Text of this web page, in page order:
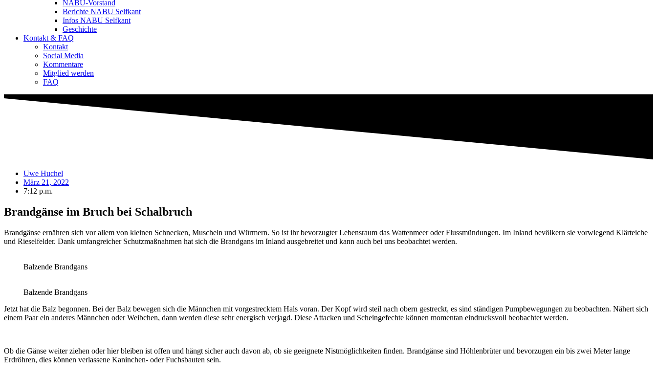
NABU-Vorstand
Berichte NABU Selfkant
Infos NABU Selfkant
Geschichte
Kontakt & FAQ
Kontakt
Social Media
Kommentare
Mitglied werden
FAQ
Uwe Huchel
März 21, 2022
7:12 p.m.
Brandgänse im Bruch bei Schalbruch
Brandgänse ernähren sich vor allem von kleinen Schnecken, Muscheln und Würmern. So ist ihr bevorzugter Lebensraum das Wattenmeer oder Flussmündungen. Im Inland bevölkern sie vorwiegend Klärteiche
und Rieselfelder. Dank umfangreicher Schutzmaßnahmen hat sich die Brandgans im Inland ausgebreitet und kann auch bei uns beobachtet werden.
Balzende Brandgans
Balzende Brandgans
Jetzt hat die Balz begonnen. Bei der Balz bewegen sich die Männchen mit vorgestrecktem Hals voran. Der Kopf wird steil nach obern gestreckt, es sind ständigen Pumpbewegungen zu beobachten. Nähert sich
einem Paar ein anderes Männchen oder Weibchen, dann werden diese sehr energisch verjagd. Diese Attacken und Scheingefechte können momentan eindrucksvoll beobachtet werden.
Ob die Gänse weiter ziehen oder hier bleiben ist offen und hängt sicher auch davon ab, ob sie geeignete Nistmöglichkeiten finden. Brandgänse sind Höhlenbrüter und bevorzugen ein bis zwei Meter lange
Erdröhren, dies können verlassene Kaninchen- oder Fuchsbauten sein.